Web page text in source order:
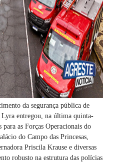
da segurança pública de
Lyra entregou, na última quinta-
as Forças Operacionais do
do Campo das Princesas,
Priscila Krause e diversas
robusto na estrutura das polícias